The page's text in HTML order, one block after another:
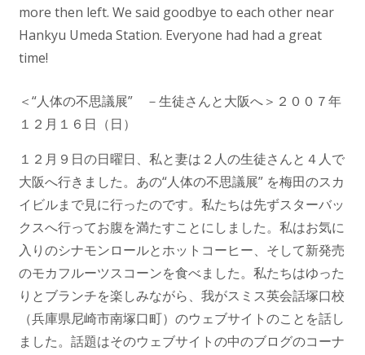
more then left. We said goodbye to each other near
Hankyu Umeda Station. Everyone had had a great
time!
＜“人体の不思議展” －生徒さんと大阪へ＞２００７年
１２月１６日（日）
１２月９日の日曜日、私と妻は２人の生徒さんと４人で
大阪へ行きました。あの“人体の不思議展” を梅田のスカ
イビルまで見に行ったのです。私たちは先ずスターバッ
クスへ行ってお腹を満たすことにしました。私はお気に
入りのシナモンロールとホットコーヒー、そして新発売
のモカフルーツスコーンを食べました。私たちはゆった
りとブランチを楽しみながら、我がスミス英会話塚口校
（兵庫県尼崎市南塚口町）のウェブサイトのことを話し
ました。話題はそのウェブサイトの中のブログのコーナ